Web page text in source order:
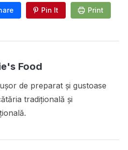
Pin It Print
Food
de preparat și gustoase
tradițională și